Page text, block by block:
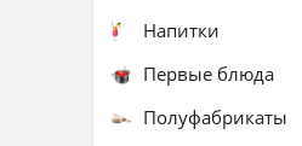
Напитки
Первые блюда
Полуфабрикаты